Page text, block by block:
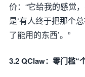
价：“它给我的感觉
是‘有人终于把那个
了能用的东西’。”
3.2 QClaw：零门槛“